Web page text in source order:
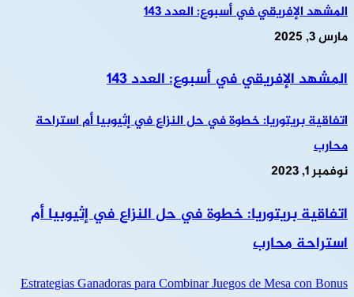
المشهد الإفريقي في أسبوع: العدد 143
مارس 3, 2025
المشهد الإفريقي في أسبوع: العدد 143
اتفاقية بريتوريا: خطوة في حل النزاع في إثيوبيا أم استراحة
محارب
نوفمبر 1, 2023
اتفاقية بريتوريا: خطوة في حل النزاع في إثيوبيا أم
استراحة محارب
Estrategias Ganadoras para Combinar Juegos de Mesa con Bonus